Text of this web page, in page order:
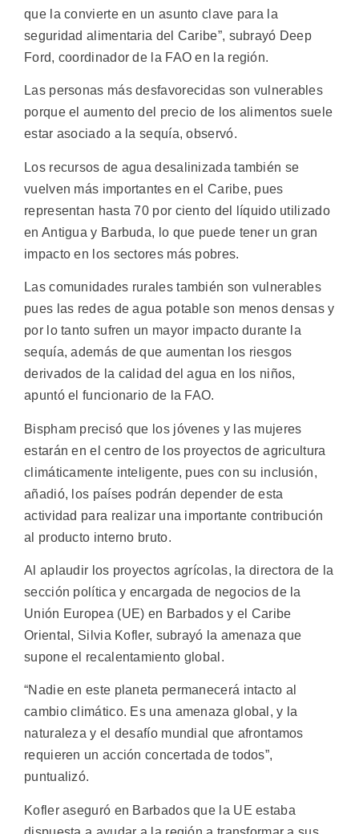
que la convierte en un asunto clave para la
seguridad alimentaria del Caribe”, subrayó Deep
Ford, coordinador de la FAO en la región.
Las personas más desfavorecidas son vulnerables
porque el aumento del precio de los alimentos suele
estar asociado a la sequía, observó.
Los recursos de agua desalinizada también se
vuelven más importantes en el Caribe, pues
representan hasta 70 por ciento del líquido utilizado
en Antigua y Barbuda, lo que puede tener un gran
impacto en los sectores más pobres.
Las comunidades rurales también son vulnerables
pues las redes de agua potable son menos densas y
por lo tanto sufren un mayor impacto durante la
sequía, además de que aumentan los riesgos
derivados de la calidad del agua en los niños,
apuntó el funcionario de la FAO.
Bispham precisó que los jóvenes y las mujeres
estarán en el centro de los proyectos de agricultura
climáticamente inteligente, pues con su inclusión,
añadió, los países podrán depender de esta
actividad para realizar una importante contribución
al producto interno bruto.
Al aplaudir los proyectos agrícolas, la directora de la
sección política y encargada de negocios de la
Unión Europea (UE) en Barbados y el Caribe
Oriental, Silvia Kofler, subrayó la amenaza que
supone el recalentamiento global.
“Nadie en este planeta permanecerá intacto al
cambio climático. Es una amenaza global, y la
naturaleza y el desafío mundial que afrontamos
requieren un acción concertada de todos”,
puntualizó.
Kofler aseguró en Barbados que la UE estaba